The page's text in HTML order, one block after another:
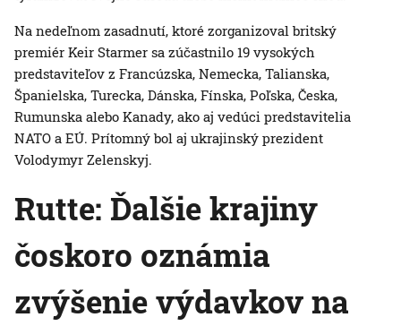
Na nedeľnom zasadnutí, ktoré zorganizoval britský
premiér Keir Starmer sa zúčastnilo 19 vysokých
predstaviteľov z Francúzska, Nemecka, Talianska,
Španielska, Turecka, Dánska, Fínska, Poľska, Česka,
Rumunska alebo Kanady, ako aj vedúci predstavitelia
NATO a EÚ. Prítomný bol aj ukrajinský prezident
Volodymyr Zelenskyj.
Rutte: Ďalšie krajiny
čoskoro oznámia
zvýšenie výdavkov na